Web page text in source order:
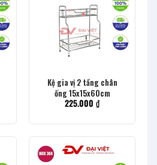
Kệ gia vị 2 tầng chân
ống 15x15x60cm
225.000 ₫